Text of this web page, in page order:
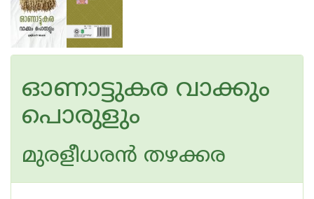
ഓണാട്ടുകര വാക്കും
പൊരുളും
മുരളീധരന്‍ തഴക്കര